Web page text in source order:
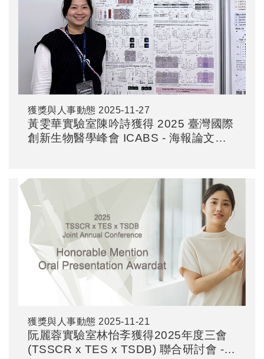
獲獎與人事動態 2025-11-27
黃雯華實驗室陳吟詩獲得 2025 臺灣國際
創新生物醫學峰會 ICABS - 海報論文優
獲獎與人事動態 2025-11-21
阮麗蓉實驗室林怡斈獲得2025年度三會
(TSSCR x TES x TSDB) 聯合研討會 -